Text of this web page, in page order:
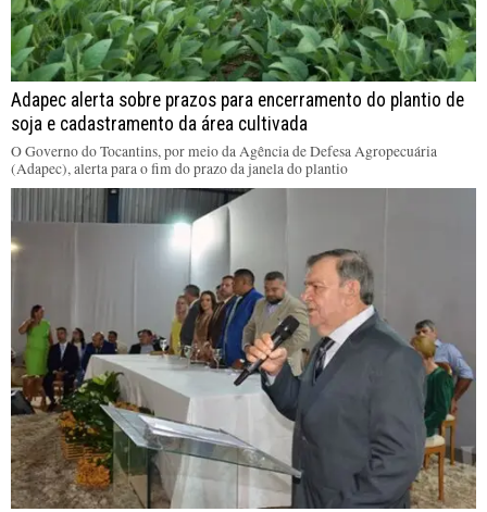
Adapec alerta sobre prazos para encerramento do plantio de
soja e cadastramento da área cultivada
O Governo do Tocantins, por meio da Agência de Defesa Agropecuária
(Adapec), alerta para o fim do prazo da janela do plantio